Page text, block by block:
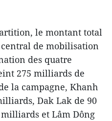
le montant total
de mobilisation
des quatre
275 milliards de
la campagne, Khanh
Dak Lak de 90
et Lâm Dông